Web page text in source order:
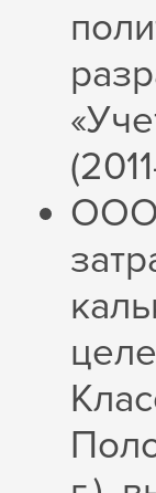
ООО